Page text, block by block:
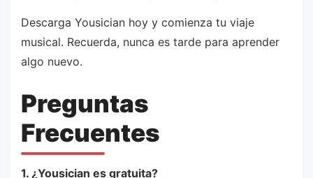
Descarga Yousician hoy y comienza tu viaje
musical. Recuerda, nunca es tarde para aprender
algo nuevo.
Preguntas
Frecuentes
1. ¿Yousician es gratuita?